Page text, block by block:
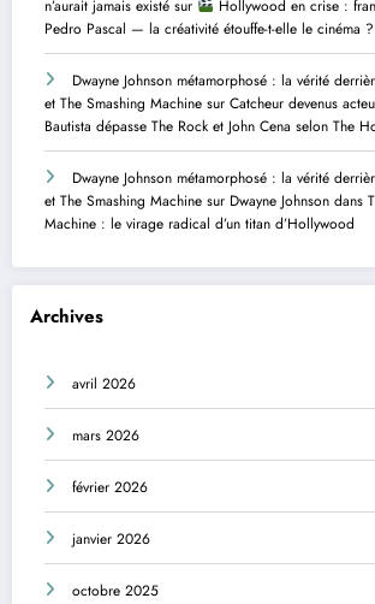
n’aurait jamais existé sur
Hollywood en crise :
Pedro Pascal — la créativité étouffe-t-elle le cinéma ?
Dwayne Johnson métamorphosé : la vérité
et The Smashing Machine sur Catcheur devenus
Bautista dépasse The Rock et John Cena selon The
Dwayne Johnson métamorphosé : la vérité
et The Smashing Machine sur Dwayne Johnson dans
Machine : le virage radical d’un titan d’Hollywood
Archives
avril 2026
mars 2026
février 2026
janvier 2026
octobre 2025